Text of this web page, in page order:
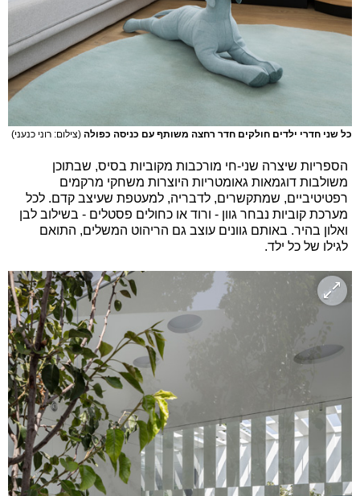
כל שני חדרי ילדים חולקים חדר רחצה משותף עם כניסה כפולה (צילום: רוני כנעני)
הספריות שיצרה שני-חי מורכבות מקוביות בסיס, שבתוכן
משולבות דוגמאות גאומטריות היוצרות משחקי מרקמים
רפטיטיביים, שמתקשרים, לדבריה, למעטפת שעיצב קדם. לכל
מערכת קוביות נבחר גוון - ורוד או כחולים פסטלים - בשילוב לבן
ואלון בהיר. באותם גוונים עוצב גם הריהוט המשלים, התואם
לגילו של כל ילד.